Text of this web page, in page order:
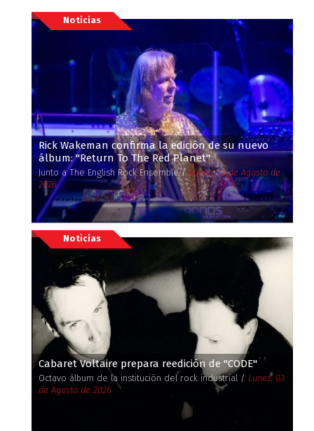
Noticias
Rick Wakeman confirma la edición de su nuevo
álbum: ''Return To The Red Planet''
Junto a The English Rock Ensemble /Lunes, 03 de Agosto de
2026
Noticias
Cabaret Voltaire prepara reedición de ''CODE''
Octavo álbum de la institución del rock industrial / Lunes, 03
de Agosto de 2026